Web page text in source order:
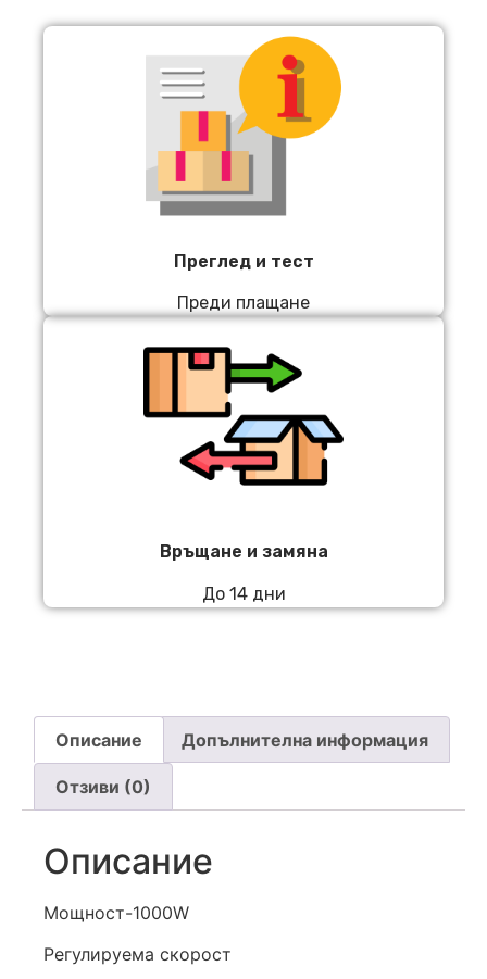
Преглед и тест
Преди плащане
Връщане и замяна
До 14 дни
Описание Допълнителна информация
Отзиви (0)
Описание
Мощност-1000W
Регулируема скорост